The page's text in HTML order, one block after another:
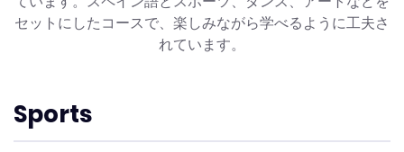
セットにしたコースで、楽しみながら学べるように工夫さ
れています。
Sports